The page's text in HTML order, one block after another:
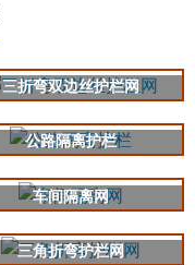
三折弯双边丝护栏网
公路隔离护栏
车间隔离网
三角折弯护栏网